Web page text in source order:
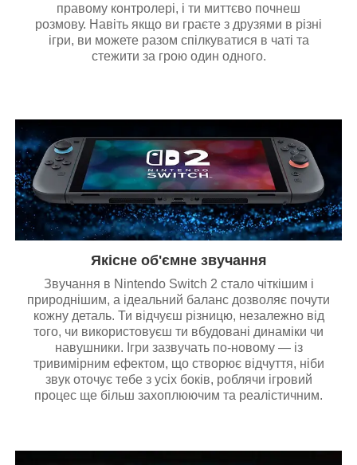
правому контролері, і ти миттєво почнеш
розмову. Навіть якщо ви граєте з друзями в різні
ігри, ви можете разом спілкуватися в чаті та
стежити за грою один одного.
Якісне об'ємне звучання
Звучання в Nintendo Switch 2 стало чіткішим і
природнішим, а ідеальний баланс дозволяє почути
кожну деталь. Ти відчуєш різницю, незалежно від
того, чи використовуєш ти вбудовані динаміки чи
навушники. Ігри зазвучать по-новому — із
тривимірним ефектом, що створює відчуття, ніби
звук оточує тебе з усіх боків, роблячи ігровий
процес ще більш захоплюючим та реалістичним.